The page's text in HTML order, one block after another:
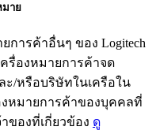
มาย
การค้าอื่นๆ ของ Logitech
รื่องหมายการค้าจด
ละ/หรือบริษัทในเครือใน
งหมายการค้าของบุคคลที่
ของที่เกี่ยวข้อง ดู